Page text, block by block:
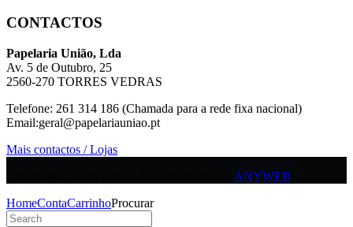
CONTACTOS
Papelaria União, Lda
Av. 5 de Outubro, 25
2560-270 TORRES VEDRAS
Telefone: 261 314 186 (Chamada para a rede fixa nacional)
Email:geral@papelariauniao.pt
Mais contactos / Lojas
ANYWEB
HomeContaCarrinhoProcurar